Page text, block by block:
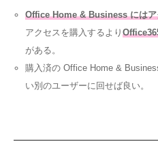
Office Home & Business にはア
アクセスを購入するより
がある。
購入済の Office Home &
い別のユーザーに回せば良い。